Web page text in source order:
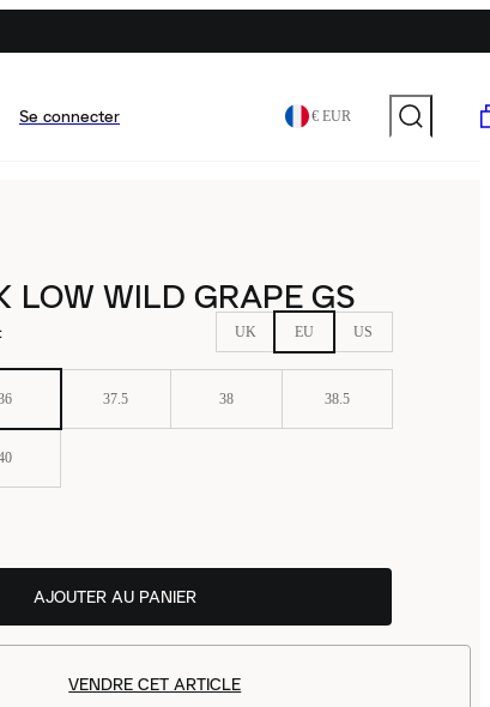
Se connecter € EUR
LOW WILD GRAPE GS
UK EU US
37.5 38 38.5
AJOUTER AU PANIER
VENDRE CET ARTICLE